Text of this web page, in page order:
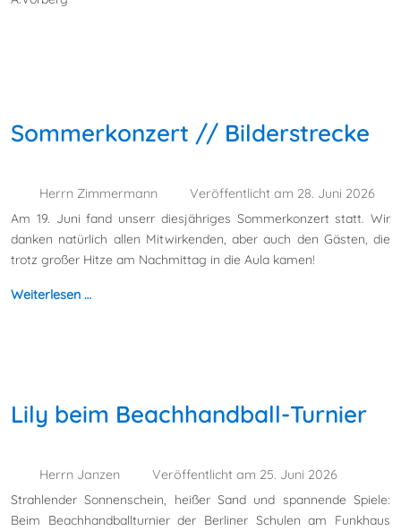
Sommerkonzert // Bilderstrecke
Herrn Zimmermann
Veröffentlicht am 28. Juni 2026
Am 19. Juni fand unserr diesjähriges Sommerkonzert statt. Wir
danken natürlich allen Mitwirkenden, aber auch den Gästen, die
trotz großer Hitze am Nachmittag in die Aula kamen!
Weiterlesen …
Lily beim Beachhandball-Turnier
Herrn Janzen
Veröffentlicht am 25. Juni 2026
Strahlender Sonnenschein, heißer Sand und spannende Spiele:
Beim Beachhandballturnier der Berliner Schulen am Funkhaus